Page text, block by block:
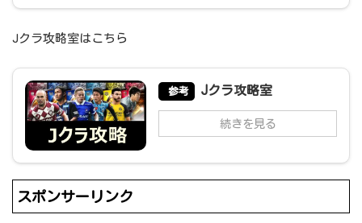
Jクラ攻略室はこちら
参考 Jクラ攻略室
続きを見る
スポンサーリンク